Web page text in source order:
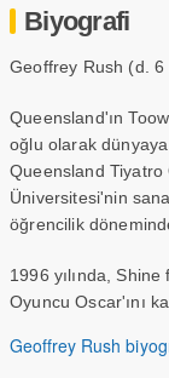
Biyografi
Geoffrey Rush (d. 6
Queensland'ın
oğlu olarak
Queensland Tiyatro
Üniversitesi'nin
öğrencilik
1996 yılında,
Oyuncu Oscar'ını
adaylığı daha
Geoffrey Rush